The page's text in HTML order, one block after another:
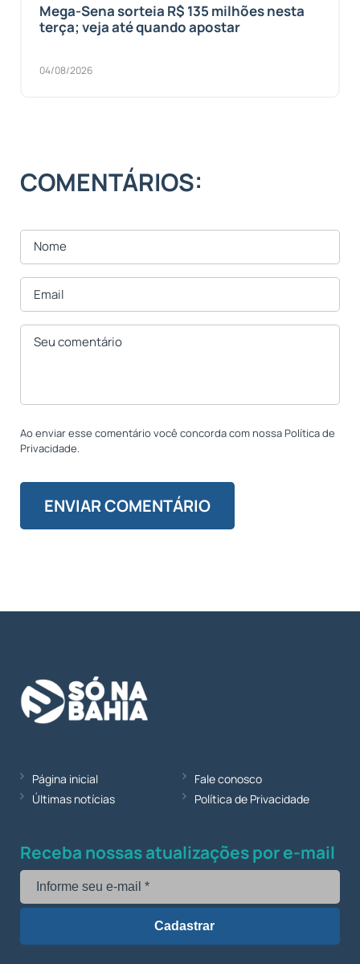
Mega-Sena sorteia R$ 135 milhões nesta
terça; veja até quando apostar
04/08/2026
COMENTÁRIOS:
Ao enviar esse comentário você concorda com nossa Política de
Privacidade.
Página inicial
Últimas notícias
Fale conosco
Política de Privacidade
Receba nossas atualizações por e-mail